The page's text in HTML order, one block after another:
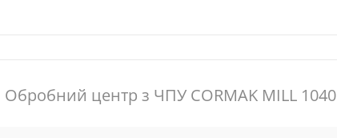
Обробний центр з ЧПУ CORMAK MILL 1040